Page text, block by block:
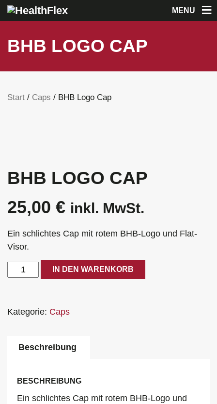
MENU
BHB LOGO CAP
Start / Caps / BHB Logo Cap
BHB LOGO CAP
25,00 € inkl. MwSt.
Ein schlichtes Cap mit rotem BHB-Logo und Flat-
Visor.
BHB
Logo
Menge
IN DEN WARENKORB
Kategorie: Caps
Beschreibung
BESCHREIBUNG
Ein schlichtes Cap mit rotem BHB-Logo und